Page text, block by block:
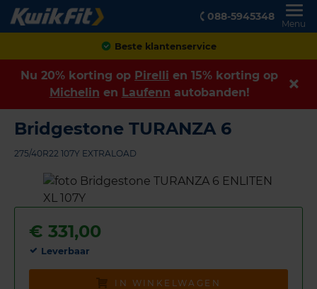
088-5945348
Menu
Achteraf betalen
Nu 20% korting op Pirelli en 15% korting op
Michelin en Laufenn autobanden!
Bridgestone TURANZA 6
275/40R22 107Y EXTRALOAD
€ 331,00
Leverbaar
IN WINKELWAGEN